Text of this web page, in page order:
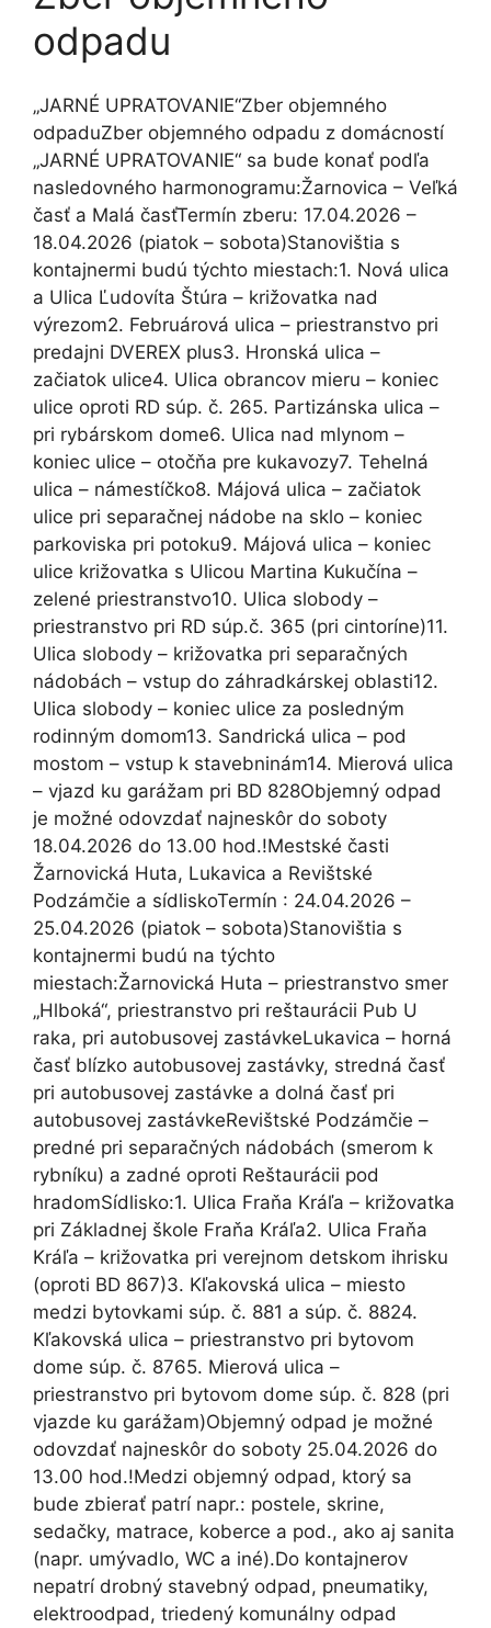
odpadu
„JARNÉ UPRATOVANIE“Zber objemného
odpaduZber objemného odpadu z domácností
„JARNÉ UPRATOVANIE“ sa bude konať podľa
nasledovného harmonogramu:Žarnovica – Veľká
časť a Malá časťTermín zberu: 17.04.2026 –
18.04.2026 (piatok – sobota)Stanovištia s
kontajnermi budú týchto miestach:1. Nová ulica
a Ulica Ľudovíta Štúra – križovatka nad
výrezom2. Februárová ulica – priestranstvo pri
predajni DVEREX plus3. Hronská ulica –
začiatok ulice4. Ulica obrancov mieru – koniec
ulice oproti RD súp. č. 265. Partizánska ulica –
pri rybárskom dome6. Ulica nad mlynom –
koniec ulice – otočňa pre kukavozy7. Tehelná
ulica – námestíčko8. Májová ulica – začiatok
ulice pri separačnej nádobe na sklo – koniec
parkoviska pri potoku9. Májová ulica – koniec
ulice križovatka s Ulicou Martina Kukučína –
zelené priestranstvo10. Ulica slobody –
priestranstvo pri RD súp.č. 365 (pri cintoríne)11.
Ulica slobody – križovatka pri separačných
nádobách – vstup do záhradkárskej oblasti12.
Ulica slobody – koniec ulice za posledným
rodinným domom13. Sandrická ulica – pod
mostom – vstup k stavebninám14. Mierová ulica
– vjazd ku garážam pri BD 828Objemný odpad
je možné odovzdať najneskôr do soboty
18.04.2026 do 13.00 hod.!Mestské časti
Žarnovická Huta, Lukavica a Revištské
Podzámčie a sídliskoTermín : 24.04.2026 –
25.04.2026 (piatok – sobota)Stanovištia s
kontajnermi budú na týchto
miestach:Žarnovická Huta – priestranstvo smer
„Hlboká“, priestranstvo pri reštaurácii Pub U
raka, pri autobusovej zastávkeLukavica – horná
časť blízko autobusovej zastávky, stredná časť
pri autobusovej zastávke a dolná časť pri
autobusovej zastávkeRevištské Podzámčie –
predné pri separačných nádobách (smerom k
rybníku) a zadné oproti Reštaurácii pod
hradomSídlisko:1. Ulica Fraňa Kráľa – križovatka
pri Základnej škole Fraňa Kráľa2. Ulica Fraňa
Kráľa – križovatka pri verejnom detskom ihrisku
(oproti BD 867)3. Kľakovská ulica – miesto
medzi bytovkami súp. č. 881 a súp. č. 8824.
Kľakovská ulica – priestranstvo pri bytovom
dome súp. č. 8765. Mierová ulica –
priestranstvo pri bytovom dome súp. č. 828 (pri
vjazde ku garážam)Objemný odpad je možné
odovzdať najneskôr do soboty 25.04.2026 do
13.00 hod.!Medzi objemný odpad, ktorý sa
bude zbierať patrí napr.: postele, skrine,
sedačky, matrace, koberce a pod., ako aj sanita
(napr. umývadlo, WC a iné).Do kontajnerov
nepatrí drobný stavebný odpad, pneumatiky,
elektroodpad, triedený komunálny odpad